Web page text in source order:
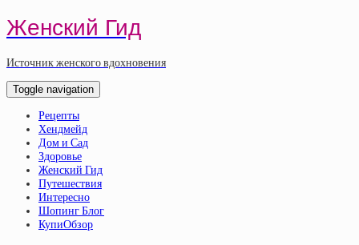
Женский Гид
Источник женского вдохновения
Toggle navigation
Рецепты
Хендмейд
Дом и Сад
Здоровье
Женский Гид
Путешествия
Интересно
Шопинг Блог
КупиОбзор